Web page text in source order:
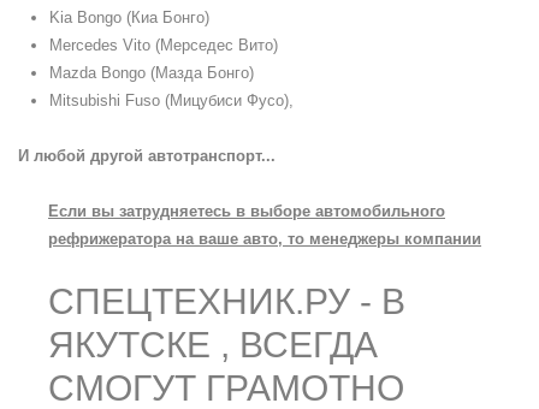
Kia Bongo (Киа Бонго)
Mercedes Vito (Мерседес Вито)
Mazda Bongo (Мазда Бонго)
Mitsubishi Fuso (Мицубиси Фусо),
И любой другой автотранспорт...
Если вы затрудняетесь в выборе автомобильного
рефрижератора на ваше авто, то менеджеры компании
СПЕЦТЕХНИК.РУ - В
ЯКУТСКЕ , ВСЕГДА
СМОГУТ ГРАМОТНО